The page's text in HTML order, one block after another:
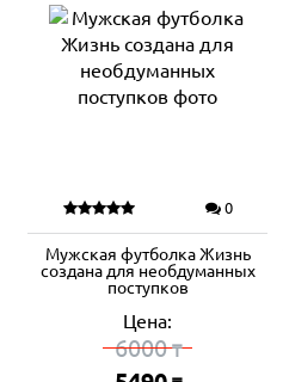
0
Мужская футболка Жизнь
создана для необдуманных
поступков
Цена:
6000₸